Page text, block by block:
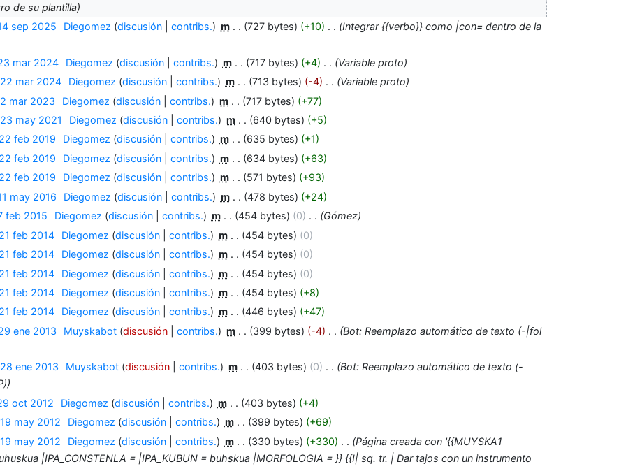
de su plantilla
sep 2025 Diegomez discusión contribs. m 727 bytes +10
Integrar {{verbo}} como |con= dentro de la
mar 2024 Diegomez discusión contribs. m 717 bytes +4
Variable proto
mar 2024 Diegomez discusión contribs. m 713 bytes -4
Variable proto
mar 2023 Diegomez discusión contribs. m 717 bytes
+77
may 2021 Diegomez discusión contribs. m 640 bytes
+5
feb 2019 Diegomez discusión contribs. m 635 bytes
+1
feb 2019 Diegomez discusión contribs. m 634 bytes
+63
feb 2019 Diegomez discusión contribs. m 571 bytes
+93
may 2016 Diegomez discusión contribs. m 478 bytes
+24
feb 2015 Diegomez discusión contribs. m 454 bytes 0
Gómez
feb 2014 Diegomez discusión contribs. m 454 bytes
0
feb 2014 Diegomez discusión contribs. m 454 bytes
0
feb 2014 Diegomez discusión contribs. m 454 bytes
0
feb 2014 Diegomez discusión contribs. m 454 bytes
+8
feb 2014 Diegomez discusión contribs. m 446 bytes
+47
ene 2013 Muyskabot discusión contribs. m 399 bytes -4
Bot: Reemplazo automático de texto (-|fol
ene 2013 Muyskabot discusión contribs. m 403 bytes 0
Bot: Reemplazo automático de texto (-
oct 2012 Diegomez discusión contribs. m 403 bytes
+4
may 2012 Diegomez discusión contribs. m 399 bytes
+69
may 2012 Diegomez discusión contribs. m 330 bytes +330
Página creada con '{{MUYSKA1
|IPA_CONSTENLA = |IPA_KUBUN = buhskua |MORFOLOGIA = }} {{I| sq. tr. | Dar tajos con un instrumento